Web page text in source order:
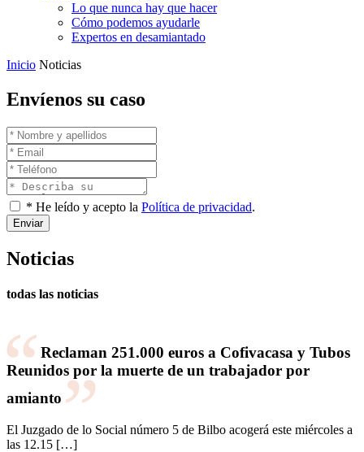
Lo que nunca hay que hacer
Cómo podemos ayudarle
Expertos en desamiantado
Inicio Noticias
Envíenos su caso
* He leído y acepto la Política de privacidad.
Enviar
Noticias
todas las noticias
Reclaman 251.000 euros a Cofivacasa y Tubos
Reunidos por la muerte de un trabajador por
amianto
El Juzgado de lo Social número 5 de Bilbo acogerá este miércoles a
las 12.15 […]